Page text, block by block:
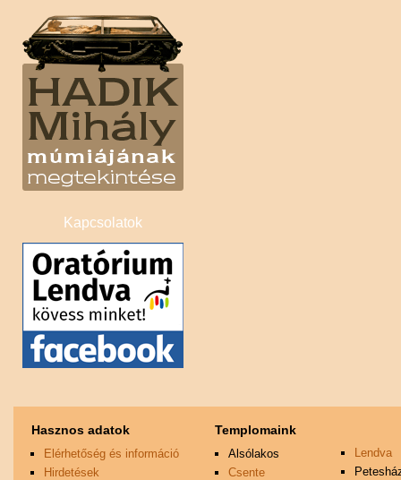
Kapcsolatok
Hasznos adatok
Elérhetőség és információ
Hirdetések
Templomaink
Alsólakos
Csente
Lendva